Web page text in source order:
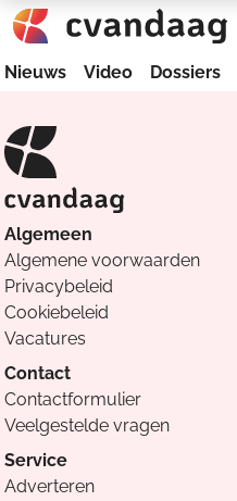
Nieuws Video Dossiers
Algemeen
Algemene voorwaarden
Privacybeleid
Cookiebeleid
Vacatures
Contact
Contactformulier
Veelgestelde vragen
Service
Adverteren